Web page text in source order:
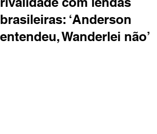
brasileiras: ‘Anderson
entendeu, Wanderlei não’